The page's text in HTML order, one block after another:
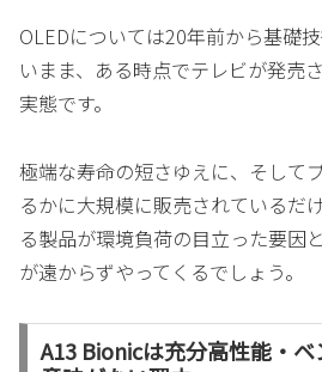
OLEDについては20年前から基礎
いまま、ある時点でテレビが発売
実態です。
極端な寿命の短さゆえに、そして
るかに大規模に販売されているだ
る製品が環境負荷の目立った要因
が遠からずやってくるでしょう。
A13 Bionicは充分高性能・